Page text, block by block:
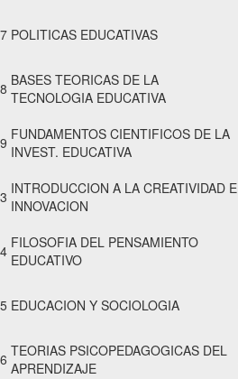
POLITICAS EDUCATIVAS
BASES TEORICAS DE LA
TECNOLOGIA EDUCATIVA
FUNDAMENTOS CIENTIFICOS DE LA
INVEST. EDUCATIVA
INTRODUCCION A LA CREATIVIDAD E
INNOVACION
FILOSOFIA DEL PENSAMIENTO
EDUCATIVO
EDUCACION Y SOCIOLOGIA
TEORIAS PSICOPEDAGOGICAS DEL
APRENDIZAJE